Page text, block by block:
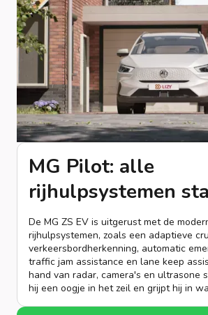
MG Pilot: alle
rijhulpsystemen
De MG ZS EV is uitgerust met de
rijhulpsystemen, zoals een adaptieve
verkeersbordherkenning, automatic
traffic jam assistance en lane keep
hand van radar, camera's en ultrasone
hij een oogje in het zeil en grijpt hij in